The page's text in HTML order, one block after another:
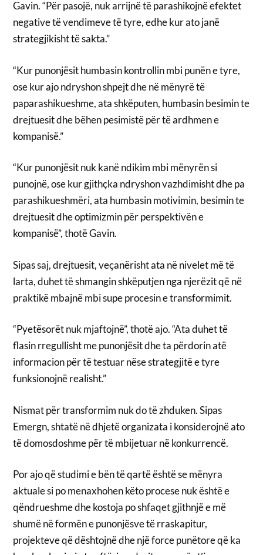
Gavin. “Për pasojë, nuk arrijnë të parashikojnë efektet
negative të vendimeve të tyre, edhe kur ato janë
strategjikisht të sakta.”
“Kur punonjësit humbasin kontrollin mbi punën e tyre,
ose kur ajo ndryshon shpejt dhe në mënyrë të
paparashikueshme, ata shkëputen, humbasin besimin te
drejtuesit dhe bëhen pesimistë për të ardhmen e
kompanisë.”
“Kur punonjësit nuk kanë ndikim mbi mënyrën si
punojnë, ose kur gjithçka ndryshon vazhdimisht dhe pa
parashikueshmëri, ata humbasin motivimin, besimin te
drejtuesit dhe optimizmin për perspektivën e
kompanisë”, thotë Gavin.
Sipas saj, drejtuesit, veçanërisht ata në nivelet më të
larta, duhet të shmangin shkëputjen nga njerëzit që në
praktikë mbajnë mbi supe procesin e transformimit.
“Pyetësorët nuk mjaftojnë”, thotë ajo. “Ata duhet të
flasin rregullisht me punonjësit dhe ta përdorin atë
informacion për të testuar nëse strategjitë e tyre
funksionojnë realisht.”
Nismat për transformim nuk do të zhduken. Sipas
Emergn, shtatë në dhjetë organizata i konsiderojnë ato
të domosdoshme për të mbijetuar në konkurrencë.
Por ajo që studimi e bën të qartë është se mënyra
aktuale si po menaxhohen këto procese nuk është e
qëndrueshme dhe kostoja po shfaqet gjithnjë e më
shumë në formën e punonjësve të rraskapitur,
projekteve që dështojnë dhe një force punëtore që ka